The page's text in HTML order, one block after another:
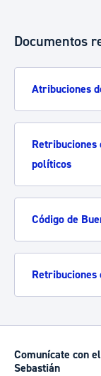
Documentos
Atribuciones
políticos
Código de
Retribuciones
Comunícate con
Sebastián